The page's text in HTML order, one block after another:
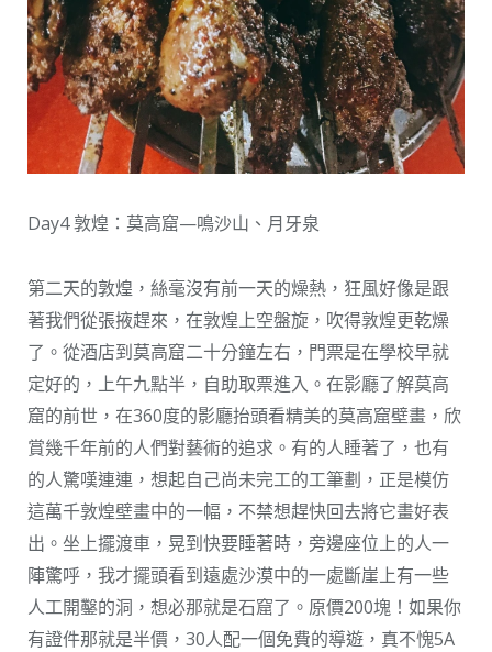
Day4 敦煌：莫高窟—鳴沙山、月牙泉
第二天的敦煌，絲毫沒有前一天的燥熱，狂風好像是跟
著我們從張掖趕來，在敦煌上空盤旋，吹得敦煌更乾燥
了。從酒店到莫高窟二十分鐘左右，門票是在學校早就
定好的，上午九點半，自助取票進入。在影廳了解莫高
窟的前世，在360度的影廳抬頭看精美的莫高窟壁畫，欣
賞幾千年前的人們對藝術的追求。有的人睡著了，也有
的人驚嘆連連，想起自己尚未完工的工筆劃，正是模仿
這萬千敦煌壁畫中的一幅，不禁想趕快回去將它畫好表
出。坐上擺渡車，晃到快要睡著時，旁邊座位上的人一
陣驚呼，我才擺頭看到遠處沙漠中的一處斷崖上有一些
人工開鑿的洞，想必那就是石窟了。原價200塊！如果你
有證件那就是半價，30人配一個免費的導遊，真不愧5A